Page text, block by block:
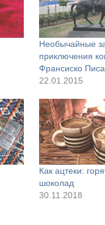
Необычайные
приключения
Франсиско
22.01.2015
Как ацтеки:
шоколад
30.11.2018